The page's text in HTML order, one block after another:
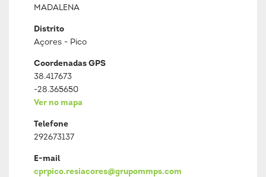
MADALENA
Distrito
Açores - Pico
Coordenadas GPS
38.417673
-28.365650
Ver no mapa
Telefone
292673137
E-mail
cprpico.resiacores@grupommps.com